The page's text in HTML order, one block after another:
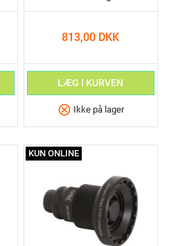
813,00 DKK
LÆG I KURVEN
cancel Ikke på lager
KUN ONLINE